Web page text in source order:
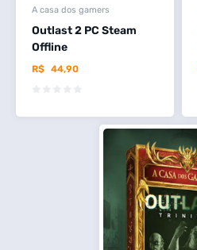
A casa dos gamers
Outlast 2 PC Steam
Offline
R$ 44,90